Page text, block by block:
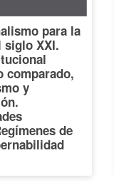
para la
siglo XXI.
comparado,
y
de